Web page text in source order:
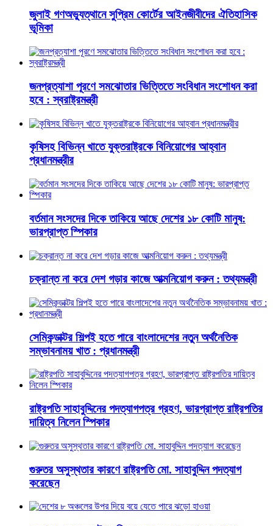
জুলাই গণঅভ্যুত্থানে সুপ্রিম কোর্টের আইনজীবীদের ঐতিহাসিক
ভূমিকা
জনপ্রত্যাশা পূরণে সমঝোতার ভিত্তিতে সংবিধান সংশোধন করা
হবে : স্বরাষ্ট্রমন্ত্রী
কৃষিসহ বিভিন্ন খাতে যুক্তরাষ্ট্রকে বিনিয়োগের আহ্বান
প্রধানমন্ত্রীর
বর্তমান সংসদের দিকে তাকিয়ে আছে দেশের ১৮ কোটি মানুষ:
ভারপ্রাপ্ত স্পিকার
চক্রান্ত না করে দেশ গড়ার কাজে আত্মনিয়োগ করুন : তথ্যমন্ত্রী
সেমিকন্ডাক্টর শিল্পই হতে পারে বাংলাদেশের নতুন অর্থনৈতিক
সম্ভাবনাময় খাত : প্রধানমন্ত্রী
রাষ্ট্রপতি সাহাবুদ্দিনের পদত্যাগপত্র গ্রহণ, ভারপ্রাপ্ত রাষ্ট্রপতির
দায়িত্ব নিলেন স্পিকার
গুরুতর অসুস্থতার কারণে রাষ্ট্রপতি মো. সাহাবুদ্দিন পদত্যাগ
করেছেন